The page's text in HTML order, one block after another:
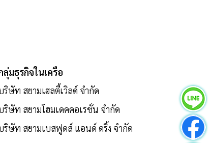
ลุ่มธุรกิจในเครือ
ริษัท สยามเฮลตี้เวิลด์ จำกัด
ริษัท สยามโฮมเดคคอเรชั่น จำกัด
ริษัท สยามเบสฟูดส์ แอนด์ ดริ้ง จำกัด